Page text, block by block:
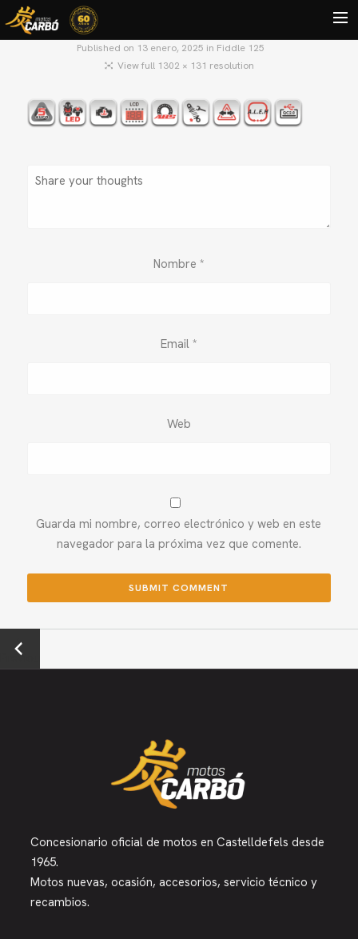
MOTOS USADAS
QUIÉNES SOMOS?
CONTACTO
Published on 13 enero, 2025 in Fiddle 125
View full 1302 × 131 resolution
Nombre *
Email *
Web
Guarda mi nombre, correo electrónico y web en este
navegador para la próxima vez que comente.
←
Previou
Concesionario oficial de motos en Castelldefels desde
1965.
Motos nuevas, ocasión, accesorios, servicio técnico y
recambios.